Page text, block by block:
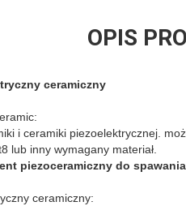
OPIS
ceramiczny
i ceramiki piezoelektrycznej.
lub inny wymagany materiał.
piezoceramiczny do
ceramiczny: